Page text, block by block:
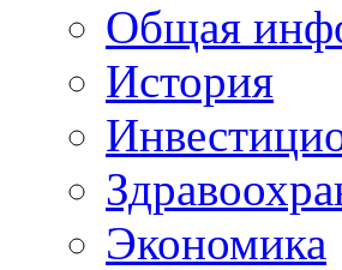
Общая
История
Экономика